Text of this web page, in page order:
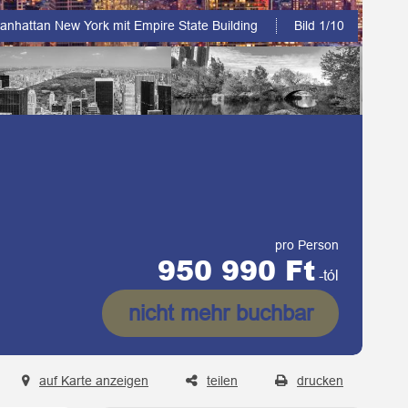
New York mit Empire State Building Bild 1/10
Brooklyn Bridge Bild 2/10
pro Person
950 990 Ft -tól
nicht mehr buchbar
auf Karte anzeigen teilen drucken